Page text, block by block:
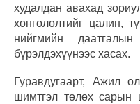
худалдан авахад
хөнгөлөлтийг цалин,
нийгмийн
бүрэлдэхүүнээс хасах.
Гуравдугаарт, Ажил
шимтгэл төлөх сарын